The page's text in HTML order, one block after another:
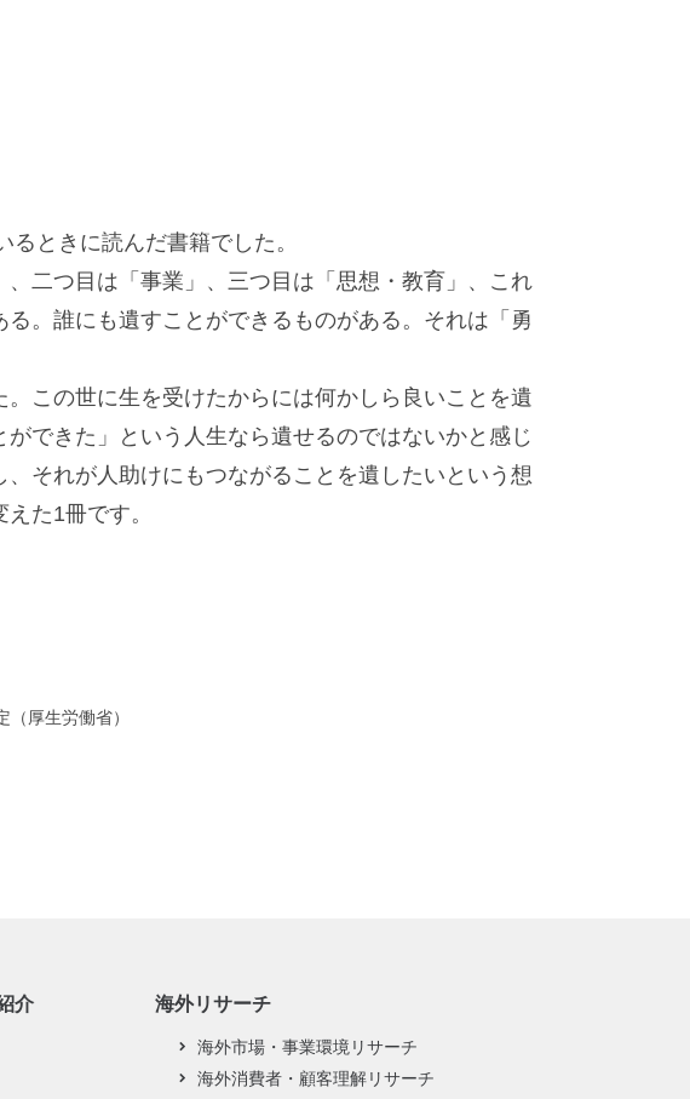
ときに読んだ書籍でした。
二つ目は「事業」、三つ目は「思想・教育」、これ
。誰にも遺すことができるものがある。それは「勇
この世に生を受けたからには何かしら良いことを遺
できた」という人生なら遺せるのではないかと感じ
それが人助けにもつながることを遺したいという想
た1冊です。
厚生労働省）
介 海外リサーチ
海外市場・事業環境リサーチ
海外消費者・顧客理解リサーチ